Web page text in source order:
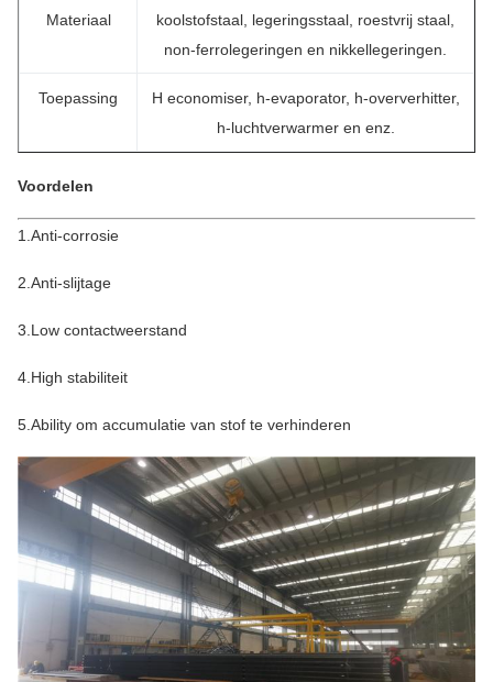
Materiaal
koolstofstaal, legeringsstaal, roestvrij staal,
non-ferrolegeringen en nikkellegeringen.
Toepassing
H economiser, h-evaporator, h-oververhitter,
h-luchtverwarmer en enz.
Voordelen
1.Anti-corrosie
2.Anti-slijtage
3.Low contactweerstand
4.High stabiliteit
5.Ability om accumulatie van stof te verhinderen